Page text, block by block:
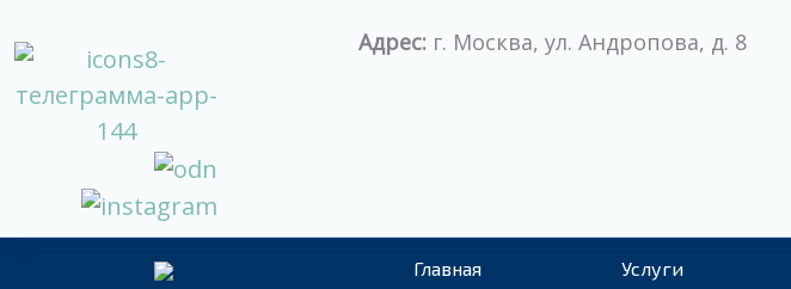
содержимому
Адрес: г. Москва, ул. Андропова, д. 8
Главная Услуги